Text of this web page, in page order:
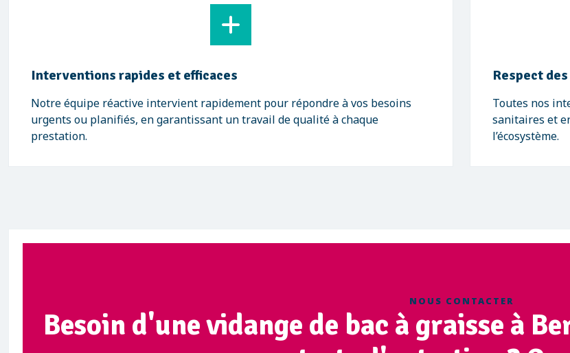
Interventions rapides et efficaces
Notre équipe réactive intervient rapidement pour répondre à vos besoins
urgents ou planifiés, en garantissant un travail de qualité à chaque
prestation.
Respect
Toutes nos
sanitaires et
l’écosystème.
NOUS CONTACTER
Besoin d'une vidange de bac à graisse à